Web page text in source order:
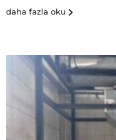
daha fazla oku